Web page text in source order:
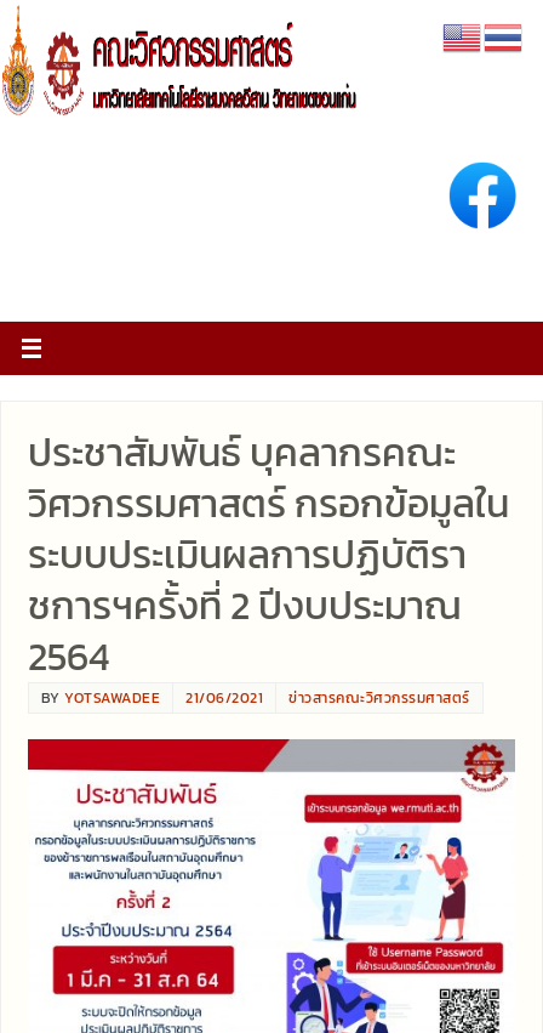
ประชาสัมพันธ์ บุคลากรคณะ
วิศวกรรมศาสตร์ กรอกข้อมูลใน
ระบบประเมินผลการปฏิบัติรา
ชการฯครั้งที่ 2 ปีงบประมาณ
2564
BYYOTSAWADEE 21/06/2021 ข่าวสารคณะวิศวกรรมศาสตร์